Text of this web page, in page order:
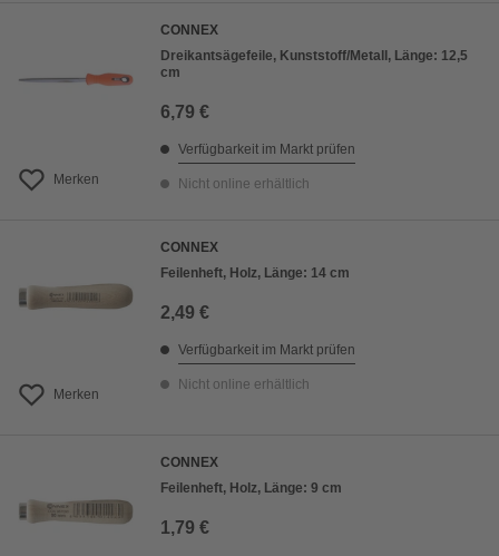
Merken
CONNEX
Dreikantsägefeile, Kunststoff/Metall, Länge: 12,5
cm
6,79 €
Verfügbarkeit im Markt prüfen
Nicht online erhältlich
Merken
CONNEX
Feilenheft, Holz, Länge: 14 cm
2,49 €
Verfügbarkeit im Markt prüfen
Nicht online erhältlich
CONNEX
Feilenheft, Holz, Länge: 9 cm
1,79 €